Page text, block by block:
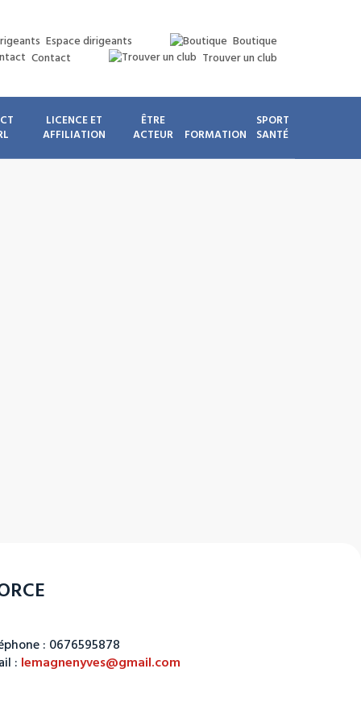
Espace dirigeants
Boutique
Contact
Trouver un club
LICENCE ET
AFFILIATION
ÊTRE
ACTEUR
FORMATION
SPORT
SANTÉ
: 0676595878
: lemagnenyves@gmail.com